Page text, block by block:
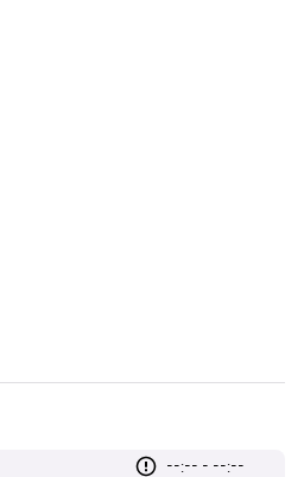
--:-- - --:--